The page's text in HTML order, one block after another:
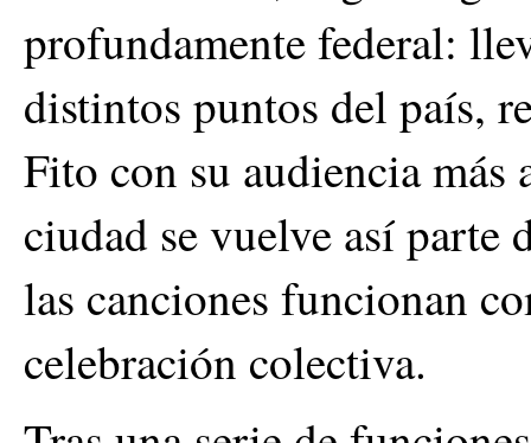
profundamente federal:
distintos puntos del país,
Fito con su audiencia más
ciudad se vuelve así parte
las canciones funcionan
celebración colectiva.